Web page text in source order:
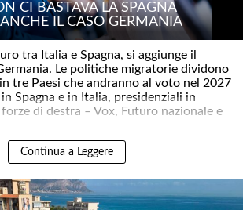
CI BASTAVA LA SPAGNA
IL CASO GERMANIA
tra Italia e Spagna, si aggiunge il
Le politiche migratorie dividono
in tre Paesi che andranno al voto nel 2027
Spagna e in Italia, presidenziali in
di destra – Vox, Futuro nazionale e
Continua a Leggere